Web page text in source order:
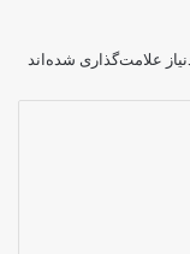
علامت‌گذاری شده‌اند